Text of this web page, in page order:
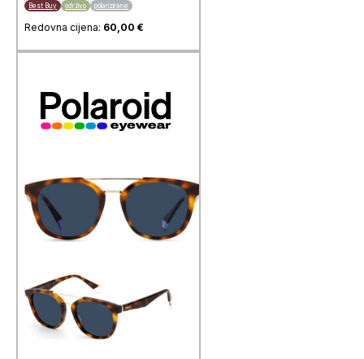
Best Buy održivo polarizirane
Redovna cijena: 60,00 €